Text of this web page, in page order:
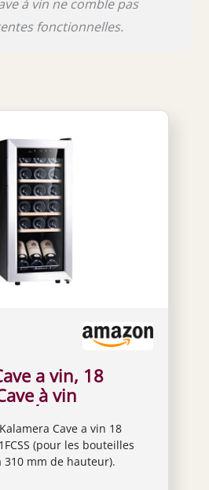
à vin ne comble pas
fonctionnelles.
a vin, 18
à vin
amovibles,
avec cadre en
51 litres,
Cave a vin 18
(pour les bouteilles
mm de hauteur).